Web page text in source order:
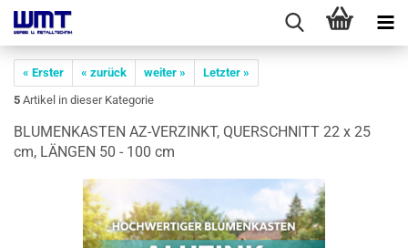
« Erster « zurück weiter »
Letzter »
5 Artikel in dieser Kategorie
BLU­MEN­KAS­TEN AZ-​VERZINKT, QUER­SCHNITT 22 x 25
cm, LÄN­GEN 50 - 100 cm